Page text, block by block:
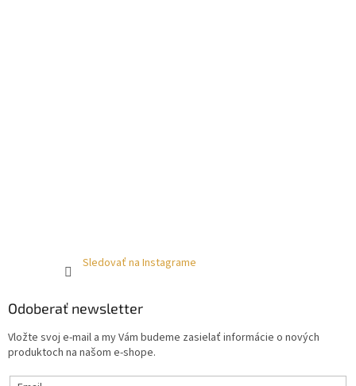
Sledovať na Instagrame
Odoberať newsletter
Vložte svoj e-mail a my Vám budeme zasielať informácie o nových
produktoch na našom e-shope.